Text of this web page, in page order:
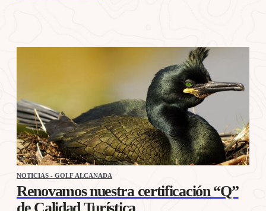
NOTICIAS - GOLF ALCANADA
Renovamos nuestra certificación “Q”